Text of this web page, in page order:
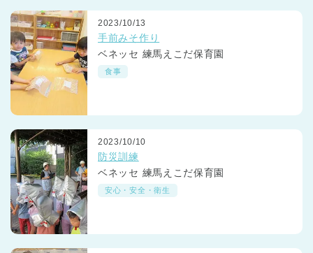
神奈川県 神奈川県 全域
2023/10/13
手前みそ作り
ベネッセ 練馬えこだ保育園
食事
2023/10/10
防災訓練
ベネッセ 練馬えこだ保育園
安心・安全・衛生